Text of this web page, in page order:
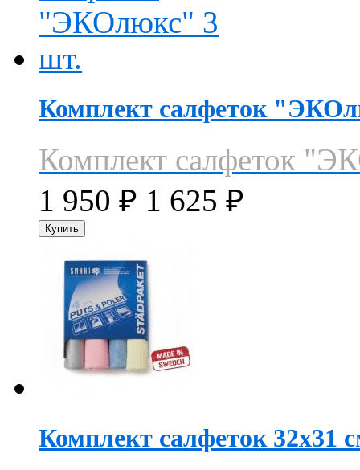
Комплект салфеток
Комплект салфеток
1 950 ₽ 1 625 ₽
Комплект салфеток 32х31